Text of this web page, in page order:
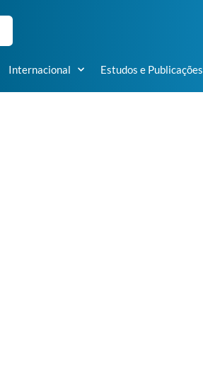
Internacional Estudos e Publicações